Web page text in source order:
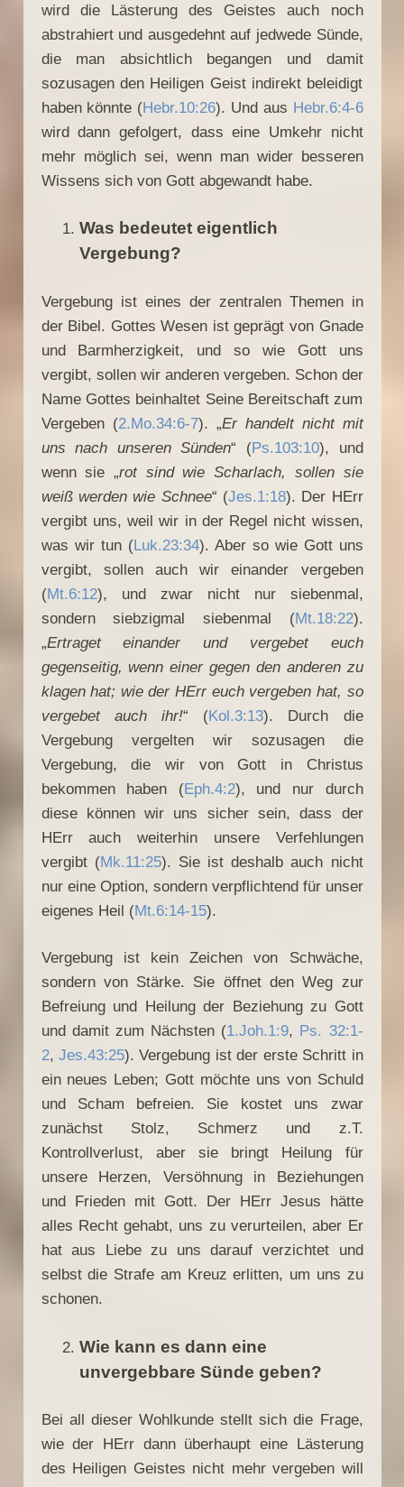
wird die Lästerung des Geistes auch noch
abstrahiert und ausgedehnt auf jedwede Sünde,
die man absichtlich begangen und damit
sozusagen den Heiligen Geist indirekt beleidigt
haben könnte (Hebr.10:26). Und aus Hebr.6:4-6
wird dann gefolgert, dass eine Umkehr nicht
mehr möglich sei, wenn man wider besseren
Wissens sich von Gott abgewandt habe.
Was bedeutet eigentlich
Vergebung?
Vergebung ist eines der zentralen Themen in
der Bibel. Gottes Wesen ist geprägt von Gnade
und Barmherzigkeit, und so wie Gott uns
vergibt, sollen wir anderen vergeben. Schon der
Name Gottes beinhaltet Seine Bereitschaft zum
Vergeben (2.Mo.34:6-7). „Er handelt nicht mit
uns nach unseren Sünden“ (Ps.103:10), und
wenn sie „rot sind wie Scharlach, sollen sie
weiß werden wie Schnee“ (Jes.1:18). Der HErr
vergibt uns, weil wir in der Regel nicht wissen,
was wir tun (Luk.23:34). Aber so wie Gott uns
vergibt, sollen auch wir einander vergeben
(Mt.6:12), und zwar nicht nur siebenmal,
sondern siebzigmal siebenmal (Mt.18:22).
„Ertraget einander und vergebet euch
gegenseitig, wenn einer gegen den anderen zu
klagen hat; wie der HErr euch vergeben hat, so
vergebet auch ihr!“ (Kol.3:13). Durch die
Vergebung vergelten wir sozusagen die
Vergebung, die wir von Gott in Christus
bekommen haben (Eph.4:2), und nur durch
diese können wir uns sicher sein, dass der
HErr auch weiterhin unsere Verfehlungen
vergibt (Mk.11:25). Sie ist deshalb auch nicht
nur eine Option, sondern verpflichtend für unser
eigenes Heil (Mt.6:14-15).
Vergebung ist kein Zeichen von Schwäche,
sondern von Stärke. Sie öffnet den Weg zur
Befreiung und Heilung der Beziehung zu Gott
und damit zum Nächsten (1.Joh.1:9, Ps. 32:1-
2, Jes.43:25). Vergebung ist der erste Schritt in
ein neues Leben; Gott möchte uns von Schuld
und Scham befreien. Sie kostet uns zwar
zunächst Stolz, Schmerz und z.T.
Kontrollverlust, aber sie bringt Heilung für
unsere Herzen, Versöhnung in Beziehungen
und Frieden mit Gott. Der HErr Jesus hätte
alles Recht gehabt, uns zu verurteilen, aber Er
hat aus Liebe zu uns darauf verzichtet und
selbst die Strafe am Kreuz erlitten, um uns zu
schonen.
Wie kann es dann eine
unvergebbare Sünde geben?
Bei all dieser Wohlkunde stellt sich die Frage,
wie der HErr dann überhaupt eine Lästerung
des Heiligen Geistes nicht mehr vergeben will